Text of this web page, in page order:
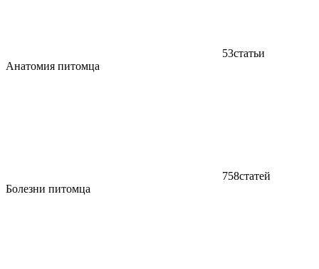
53статьи
Анатомия питомца
758статей
Болезни питомца